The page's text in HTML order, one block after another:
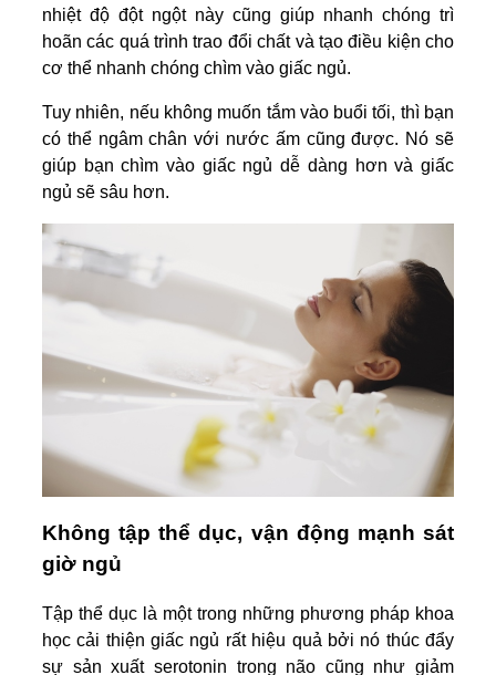
nhiệt độ đột ngột này cũng giúp nhanh chóng trì
hoãn các quá trình trao đổi chất và tạo điều kiện cho
cơ thể nhanh chóng chìm vào giấc ngủ.
Tuy nhiên, nếu không muốn tắm vào buổi tối, thì bạn
có thể ngâm chân với nước ấm cũng được. Nó sẽ
giúp bạn chìm vào giấc ngủ dễ dàng hơn và giấc
ngủ sẽ sâu hơn.
Không tập thể dục, vận động mạnh sát
giờ ngủ
Tập thể dục là một trong những phương pháp khoa
học cải thiện giấc ngủ rất hiệu quả bởi nó thúc đẩy
sự sản xuất serotonin trong não cũng như giảm